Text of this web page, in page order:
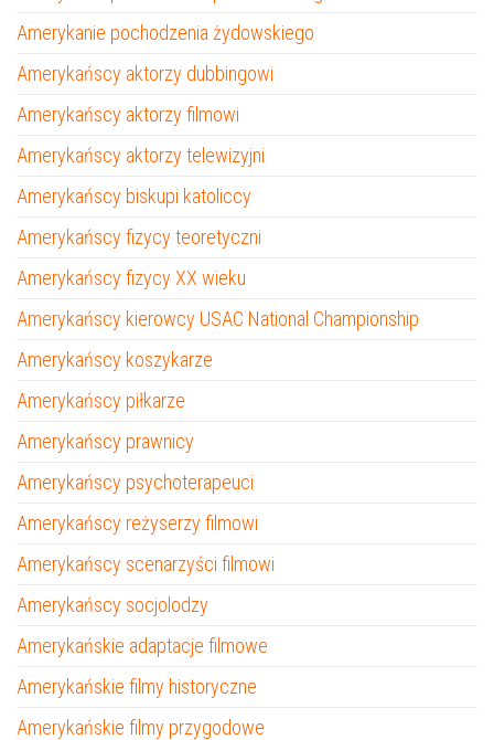
Amerykanie pochodzenia żydowskiego
Amerykańscy aktorzy dubbingowi
Amerykańscy aktorzy filmowi
Amerykańscy aktorzy telewizyjni
Amerykańscy biskupi katoliccy
Amerykańscy fizycy teoretyczni
Amerykańscy fizycy XX wieku
Amerykańscy kierowcy USAC National Championship
Amerykańscy koszykarze
Amerykańscy piłkarze
Amerykańscy prawnicy
Amerykańscy psychoterapeuci
Amerykańscy reżyserzy filmowi
Amerykańscy scenarzyści filmowi
Amerykańscy socjolodzy
Amerykańskie adaptacje filmowe
Amerykańskie filmy historyczne
Amerykańskie filmy przygodowe